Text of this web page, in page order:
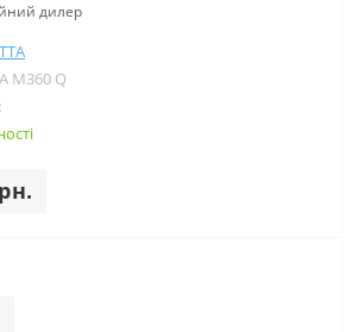
M360 Q
дилер